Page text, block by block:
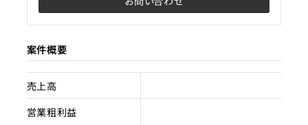
案件概要
売上高
営業粗利益